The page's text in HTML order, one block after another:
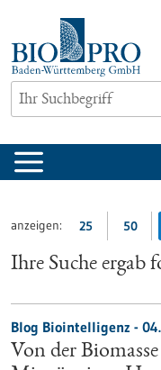
springen
anzeigen: 25 50
Ihre Suche ergab
Blog Biointelligenz -
Von der